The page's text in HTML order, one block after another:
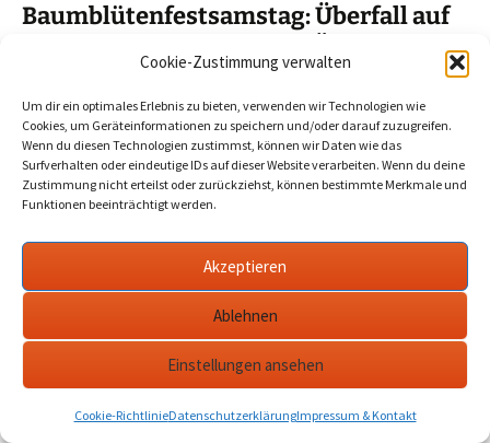
Cookie-Zustimmung verwalten
Um dir ein optimales Erlebnis zu bieten, verwenden wir Technologien wie
Cookies, um Geräteinformationen zu speichern und/oder darauf zuzugreifen.
Wenn du diesen Technologien zustimmst, können wir Daten wie das
Surfverhalten oder eindeutige IDs auf dieser Website verarbeiten. Wenn du deine
Zustimmung nicht erteilst oder zurückziehst, können bestimmte Merkmale und
Funktionen beeinträchtigt werden.
Akzeptieren
Ablehnen
Einstellungen ansehen
Cookie-RichtlinieDatenschutzerklärungImpressum & Kontakt
Baumblütenfestsamstag: Überfall auf
Polizei sucht Zeugen
2025-05-11 Werder Havel baumblütenfest,havel,
Polizeimeldung,sexueller übergriff,werder
Mindestens drei männliche Personen sollen die Jugendliche
von hinten überfallen, sie festgehalten und geschlagen
haben. Außerdem hätten sie an ihrer Bekleidung gezogen
und ihr unter die Kleidung gefasst.…
Datenschutzerklärung werderanderhavel.de